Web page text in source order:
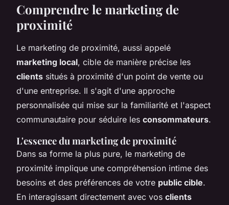
Comprendre le marketing de
proximité
Le marketing de proximité, aussi appelé
marketing local, cible de manière précise les
clients situés à proximité d'un point de vente ou
d'une entreprise. Il s'agit d'une approche
personnalisée qui mise sur la familiarité et l'aspect
communautaire pour séduire les consommateurs.
L'essence du marketing de proximité
Dans sa forme la plus pure, le marketing de
proximité implique une compréhension intime des
besoins et des préférences de votre public cible.
En interagissant directement avec vos clients